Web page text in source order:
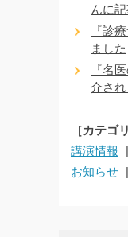
んに
『診
ました
『名
介さ
［カテゴ
講演情報
お知らせ